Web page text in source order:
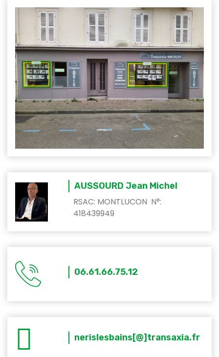
AUSSOURD Jean Michel
RSAC: MONTLUCON N°:
418439949
06.61.66.75.12
nerislesbains[@]transaxia.fr